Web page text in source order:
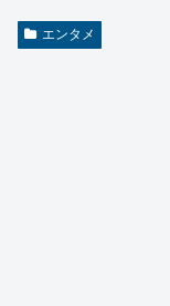
エンタメ